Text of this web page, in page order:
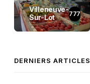
Villeneuve-
Sur-Lot
777
DERNIERS ARTICLES